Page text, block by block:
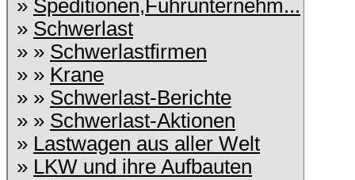
» Speditionen,Fuhrunternehm...
» Schwerlast
» » Schwerlastfirmen
» » Krane
» » Schwerlast-Berichte
» » Schwerlast-Aktionen
» Lastwagen aus aller Welt
» LKW und ihre Aufbauten